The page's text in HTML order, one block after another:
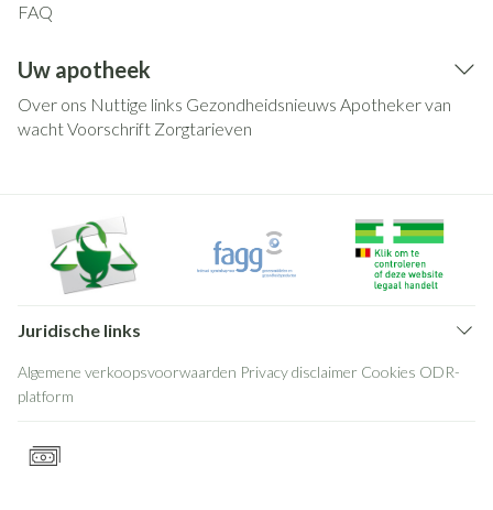
FAQ
Uw apotheek
Over ons Nuttige links Gezondheidsnieuws Apotheker van
wachtVoorschrift Zorgtarieven
Juridische links
Algemene verkoopsvoorwaarden Privacy disclaimer Cookies ODR-
platform